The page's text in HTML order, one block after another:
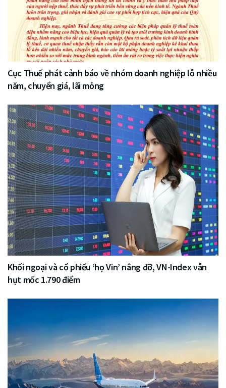
Cục Thuế phát cảnh báo về nhóm doanh nghiệp lỗ nhiều
năm, chuyển giá, lãi mỏng
Khối ngoại và cổ phiếu ‘họ Vin’ nâng đỡ, VN-Index vẫn
hụt mốc 1.790 điểm